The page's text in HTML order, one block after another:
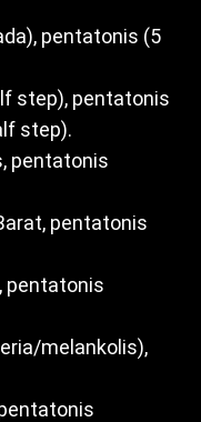
pentatonis (5
step), pentatonis
step).
pentatonis
pentatonis
pentatonis
melankolis),